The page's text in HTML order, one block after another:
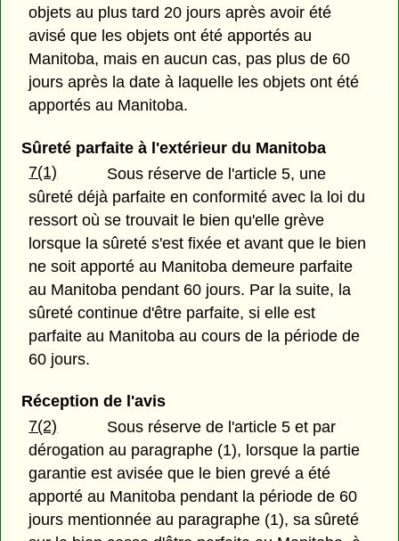
objets au plus tard 20 jours après avoir été
avisé que les objets ont été apportés au
Manitoba, mais en aucun cas, pas plus de 60
jours après la date à laquelle les objets ont été
apportés au Manitoba.
Sûreté parfaite à l'extérieur du Manitoba
7(1)
Sous réserve de l'article 5, une
sûreté déjà parfaite en conformité avec la loi du
ressort où se trouvait le bien qu'elle grève
lorsque la sûreté s'est fixée et avant que le bien
ne soit apporté au Manitoba demeure parfaite
au Manitoba pendant 60 jours. Par la suite, la
sûreté continue d'être parfaite, si elle est
parfaite au Manitoba au cours de la période de
60 jours.
Réception de l'avis
7(2)
Sous réserve de l'article 5 et par
dérogation au paragraphe (1), lorsque la partie
garantie est avisée que le bien grevé a été
apporté au Manitoba pendant la période de 60
jours mentionnée au paragraphe (1), sa sûreté